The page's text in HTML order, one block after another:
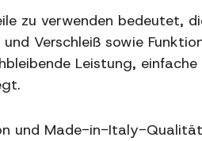
zu verwenden bedeutet,
Verschleiß sowie
Leistung,
und Made-in-Italy-